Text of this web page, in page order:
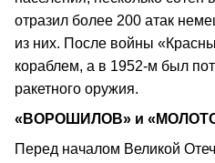
отразил более 200 атак
из них. После войны
кораблем, а в 1952-м был
ракетного оружия.
«ВОРОШИЛОВ» и
Перед началом Великой